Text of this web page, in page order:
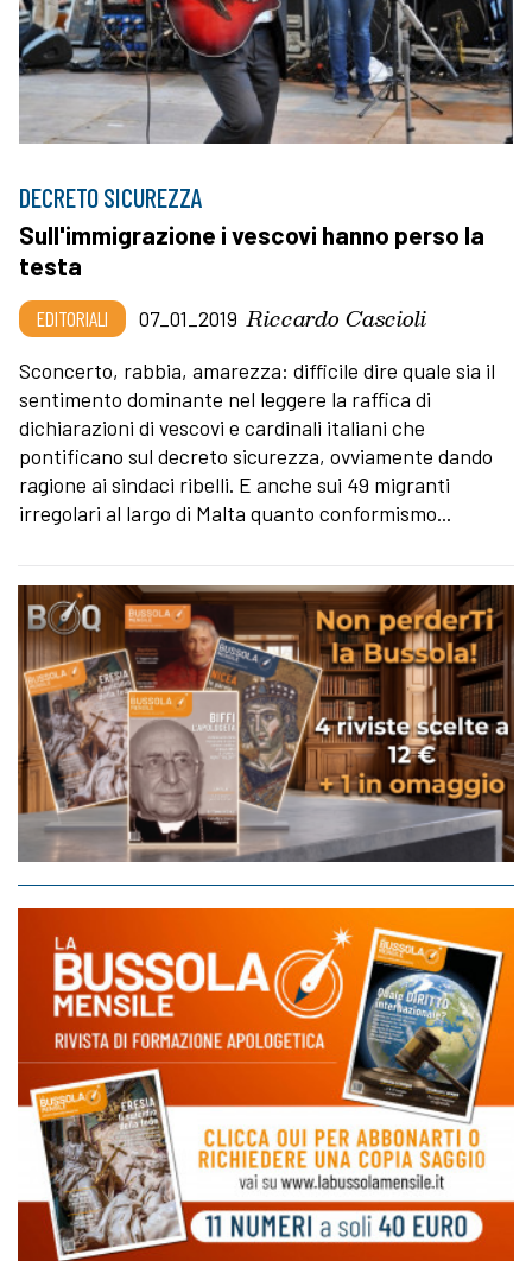
DECRETO SICUREZZA
Sull'immigrazione i vescovi hanno perso la
testa
EDITORIALI 07_01_2019 Riccardo Cascioli
Sconcerto, rabbia, amarezza: difficile dire quale sia il
sentimento dominante nel leggere la raffica di
dichiarazioni di vescovi e cardinali italiani che
pontificano sul decreto sicurezza, ovviamente dando
ragione ai sindaci ribelli. E anche sui 49 migranti
irregolari al largo di Malta quanto conformismo...